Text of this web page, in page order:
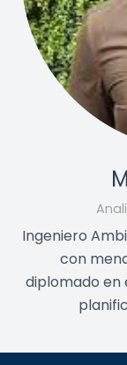
Ingeniero
con
diplomado en